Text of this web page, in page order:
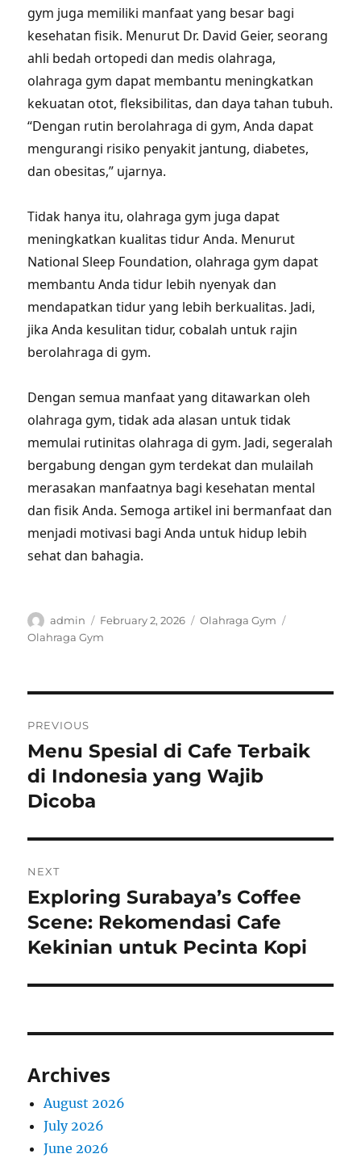
gym juga memiliki manfaat yang besar bagi
kesehatan fisik. Menurut Dr. David Geier, seorang
ahli bedah ortopedi dan medis olahraga,
olahraga gym dapat membantu meningkatkan
kekuatan otot, fleksibilitas, dan daya tahan tubuh.
“Dengan rutin berolahraga di gym, Anda dapat
mengurangi risiko penyakit jantung, diabetes,
dan obesitas,” ujarnya.
Tidak hanya itu, olahraga gym juga dapat
meningkatkan kualitas tidur Anda. Menurut
National Sleep Foundation, olahraga gym dapat
membantu Anda tidur lebih nyenyak dan
mendapatkan tidur yang lebih berkualitas. Jadi,
jika Anda kesulitan tidur, cobalah untuk rajin
berolahraga di gym.
Dengan semua manfaat yang ditawarkan oleh
olahraga gym, tidak ada alasan untuk tidak
memulai rutinitas olahraga di gym. Jadi, segeralah
bergabung dengan gym terdekat dan mulailah
merasakan manfaatnya bagi kesehatan mental
dan fisik Anda. Semoga artikel ini bermanfaat dan
menjadi motivasi bagi Anda untuk hidup lebih
sehat dan bahagia.
Author
admin
Posted
on
February 2, 2026 Categories
Olahraga Gym
Olahraga Gym
navigation
PREVIOUS
Previous
post:
Menu Spesial di Cafe Terbaik
di Indonesia yang Wajib
Dicoba
NEXT
Next
post:
Exploring Surabaya’s Coffee
Scene: Rekomendasi Cafe
Kekinian untuk Pecinta Kopi
Archives
August 2026
July 2026
June 2026